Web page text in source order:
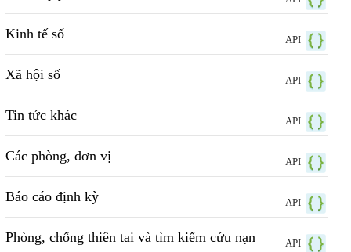
Kinh tế số API
Xã hội số API
Tin tức khác API
Các phòng, đơn vị API
Báo cáo định kỳ API
Phòng, chống thiên tai và tìm kiếm cứu nạn API